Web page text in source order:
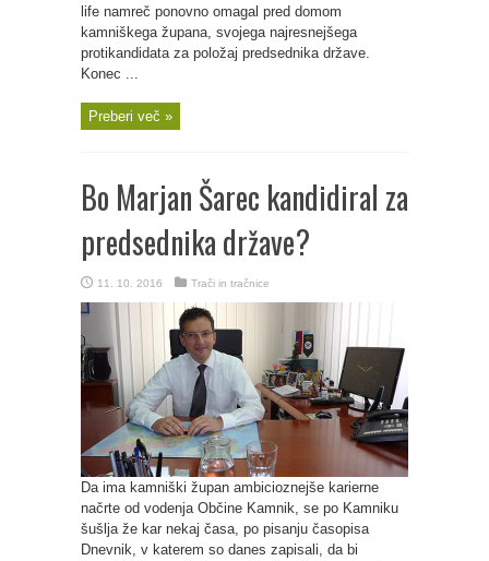
life namreč ponovno omagal pred domom
kamniškega župana, svojega najresnejšega
protikandidata za položaj predsednika države.
Konec ...
Preberi več »
Bo Marjan Šarec kandidiral za
predsednika države?
11. 10. 2016 Trači in tračnice
Da ima kamniški župan ambicioznejše karierne
načrte od vodenja Občine Kamnik, se po Kamniku
šušlja že kar nekaj časa, po pisanju časopisa
Dnevnik, v katerem so danes zapisali, da bi